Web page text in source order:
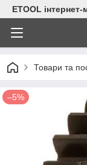
ETOOL інтернет-
Товари та
–5%